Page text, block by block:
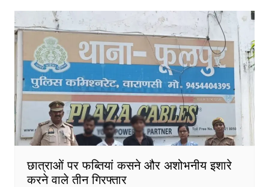
छात्राओं पर फब्तियां कसने और अशोभनीय इशारे
करने वाले तीन गिरफ्तार